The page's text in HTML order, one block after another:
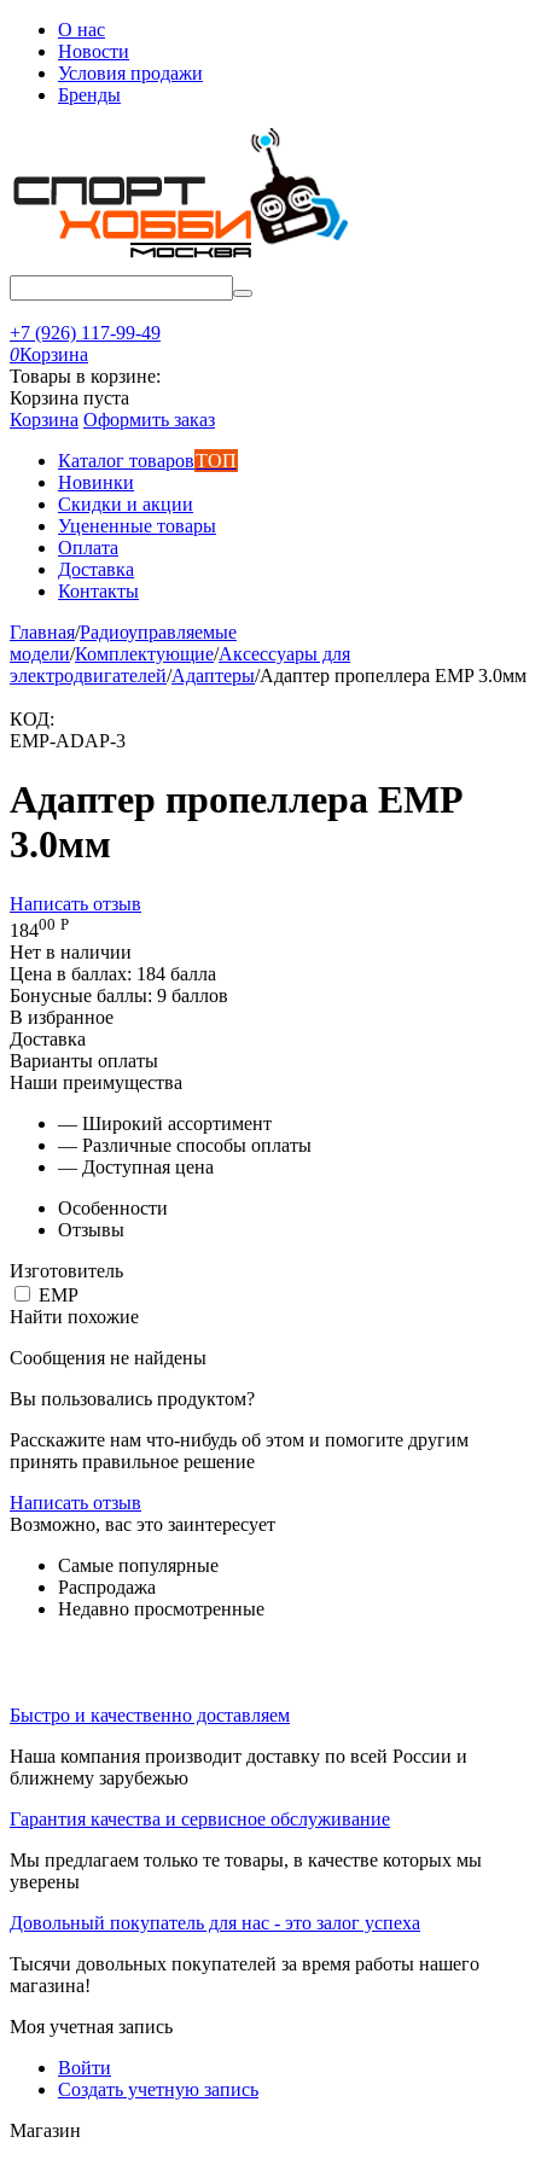
О нас
Новости
Условия продажи
Бренды
+7 (926) 117-99-49
0Корзина
Товары в корзине:
Корзина пуста
Корзина Оформить заказ
Каталог товаровТОП
Новинки
Скидки и акции
Уцененные товары
Оплата
Доставка
Контакты
Главная/Радиоуправляемые
модели/Комплектующие/Аксессуары для
электродвигателей/Адаптеры/Адаптер пропеллера EMP 3.0мм
КОД:
EMP-ADAP-3
Адаптер пропеллера EMP
3.0мм
Написать отзыв
18400 Р
Нет в наличии
Цена в баллах: 184 балла
Бонусные баллы: 9 баллов
В избранное
Доставка
Варианты оплаты
Наши преимущества
— Широкий ассортимент
— Различные способы оплаты
— Доступная цена
Особенности
Отзывы
Изготовитель
EMP
Найти похожие
Сообщения не найдены
Вы пользовались продуктом?
Расскажите нам что-нибудь об этом и помогите другим
принять правильное решение
Написать отзыв
Возможно, вас это заинтересует
Самые популярные
Распродажа
Недавно просмотренные
Быстро и качественно доставляем
Наша компания производит доставку по всей России и
ближнему зарубежью
Гарантия качества и сервисное обслуживание
Мы предлагаем только те товары, в качестве которых мы
уверены
Довольный покупатель для нас - это залог успеха
Тысячи довольных покупателей за время работы нашего
магазина!
Моя учетная запись
Войти
Создать учетную запись
Магазин